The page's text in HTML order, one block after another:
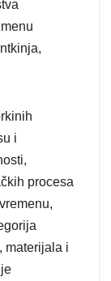
i
procesa
materijala i